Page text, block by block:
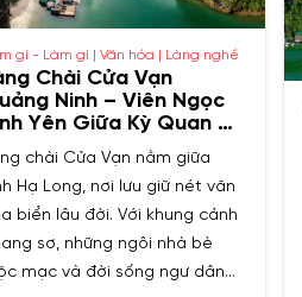
tồn và phát huy tại Quảng
gì - Làm gì | Văn hóa | Làng nghề
Chài Cửa Vạn
Ninh – Viên Ngọc
Yên Giữa Kỳ Quan Hạ
chài Cửa Vạn nằm giữa
Hạ Long, nơi lưu giữ nét văn
biển lâu đời. Với khung cảnh
sơ, những ngôi nhà bè
mạc và đời sống ngư dân